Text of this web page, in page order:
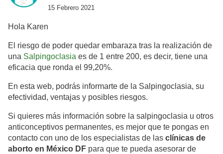
15 Febrero 2021
Hola Karen
El riesgo de poder quedar embaraza tras la realización de
una Salpingoclasia es de 1 entre 200, es decir, tiene una
eficacia que ronda el 99,20%.
En esta web, podrás informarte de la Salpingoclasia, su
efectividad, ventajas y posibles riesgos.
Si quieres más información sobre la salpingoclasia u otros
anticonceptivos permanentes, es mejor que te pongas en
contacto con uno de los especialistas de las clínicas de
aborto en México DF para que te pueda asesorar de